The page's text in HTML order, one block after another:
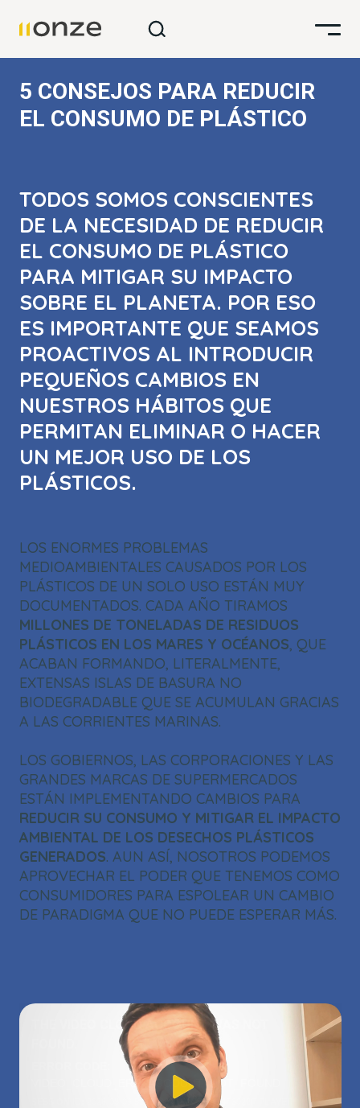
5 CONSEJOS PARA REDUCIR
EL CONSUMO DE PLÁSTICO
TODOS SOMOS CONSCIENTES
DE LA NECESIDAD DE REDUCIR
EL CONSUMO DE PLÁSTICO
PARA MITIGAR SU IMPACTO
SOBRE EL PLANETA. POR ESO
ES IMPORTANTE QUE SEAMOS
PROACTIVOS AL INTRODUCIR
PEQUEÑOS CAMBIOS EN
NUESTROS HÁBITOS QUE
PERMITAN ELIMINAR O HACER
UN MEJOR USO DE LOS
PLÁSTICOS.
LOS ENORMES PROBLEMAS
MEDIOAMBIENTALES CAUSADOS POR LOS
PLÁSTICOS DE UN SOLO USO ESTÁN MUY
DOCUMENTADOS. CADA AÑO TIRAMOS
MILLONES DE TONELADAS DE RESIDUOS
PLÁSTICOS EN LOS MARES Y OCÉANOS, QUE
ACABAN FORMANDO, LITERALMENTE,
EXTENSAS ISLAS DE BASURA NO
BIODEGRADABLE QUE SE ACUMULAN GRACIAS
A LAS CORRIENTES MARINAS.
LOS GOBIERNOS, LAS CORPORACIONES Y LAS
GRANDES MARCAS DE SUPERMERCADOS
ESTÁN IMPLEMENTANDO CAMBIOS PARA
REDUCIR SU CONSUMO Y MITIGAR EL IMPACTO
AMBIENTAL DE LOS DESECHOS PLÁSTICOS
GENERADOS. AUN ASÍ, NOSOTROS PODEMOS
APROVECHAR EL PODER QUE TENEMOS COMO
CONSUMIDORES PARA ESPOLEAR UN CAMBIO
DE PARADIGMA QUE NO PUEDE ESPERAR MÁS.
THIS
THE VIDEO CLOUD ACCOUNT WAS NOT
VIDEO_CLOUD_ERR_ACCOUNT_NOT_FOUND
2026-08-09:525B2399DEAB4E1194F3022F
Close
Modal